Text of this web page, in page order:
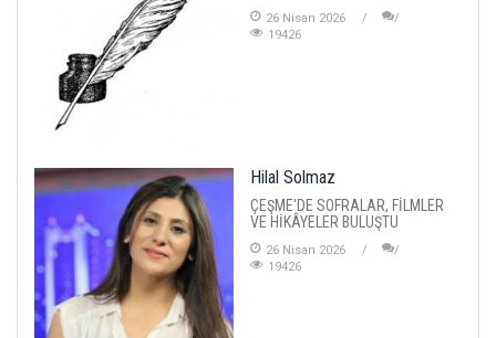
26 Nisan 2026
19426
Hilal Solmaz
ÇEŞME'DE SOFRALAR, FİLMLER
VE HİKÂYELER BULUŞTU
26 Nisan 2026
19426